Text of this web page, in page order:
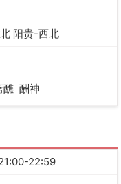
阳贵-西北
醮 酬神
22:59